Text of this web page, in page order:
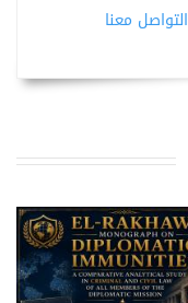
التواصل معنا